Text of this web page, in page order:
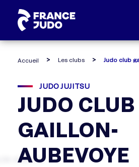
Accueil Les clubs
JUDO JUJITSU
JUDO CLUB
GAILLON-
AUBEVOYE